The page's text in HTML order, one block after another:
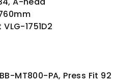
1751D2
MT800-PA, Press Fit 92